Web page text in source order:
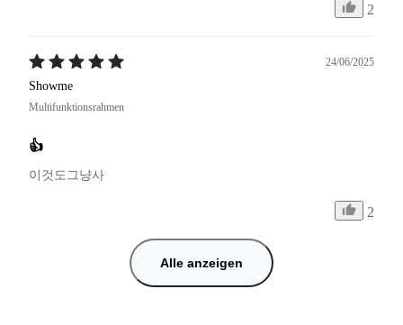
2
24/06/2025
Showme
Multifunktionsrahmen
👍
이것도그냥사
2
Alle anzeigen